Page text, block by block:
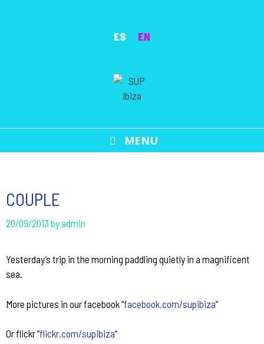
ES EN
MENU
COUPLE
20/09/2013 byadmin
Yesterday’s trip in the morning paddling quietly in a magnificent
sea.
More pictures in our facebook “facebook.com/supibiza”
Or flickr “flickr.com/supibiza”